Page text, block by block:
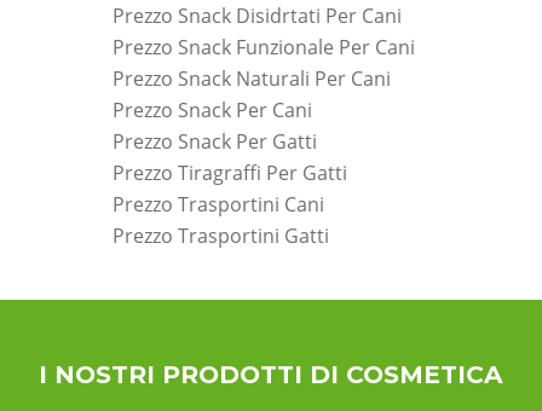
Prezzo Snack Disidrtati Per Cani
Prezzo Snack Funzionale Per Cani
Prezzo Snack Naturali Per Cani
Prezzo Snack Per Cani
Prezzo Snack Per Gatti
Prezzo Tiragraffi Per Gatti
Prezzo Trasportini Cani
Prezzo Trasportini Gatti
I NOSTRI PRODOTTI DI COSMETICA